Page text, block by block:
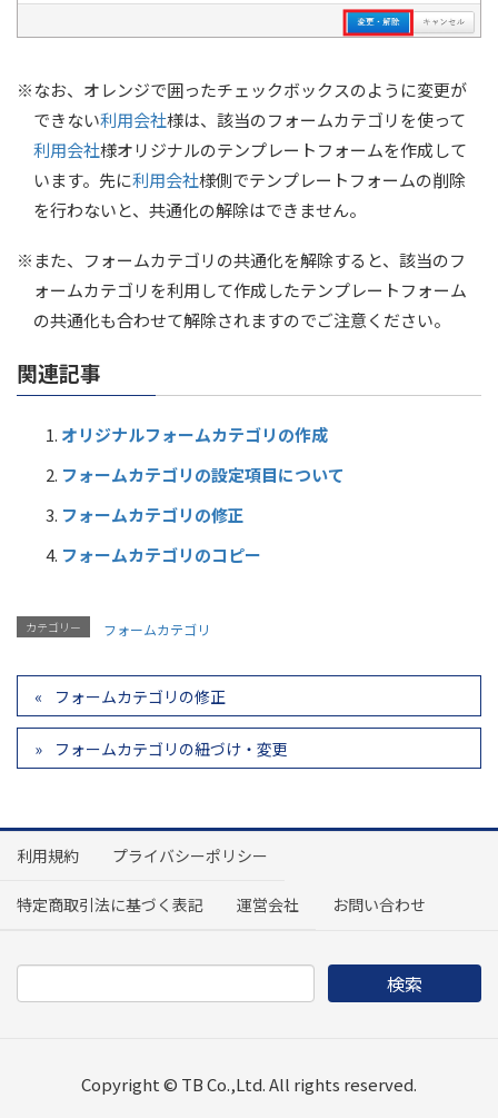
※なお、オレンジで囲ったチェックボックスのように変更が
できない利用会社様は、該当のフォームカテゴリを使って
利用会社様オリジナルのテンプレートフォームを作成して
います。先に利用会社様側でテンプレートフォームの削除
を行わないと、共通化の解除はできません。
※また、フォームカテゴリの共通化を解除すると、該当のフ
ォームカテゴリを利用して作成したテンプレートフォーム
の共通化も合わせて解除されますのでご注意ください。
関連記事
オリジナルフォームカテゴリの作成
フォームカテゴリの設定項目について
フォームカテゴリの修正
フォームカテゴリのコピー
カテゴリー フォームカテゴリ
フォームカテゴリの修正
フォームカテゴリの紐づけ・変更
利用規約 プライバシーポリシー
特定商取引法に基づく表記 運営会社 お問い合わせ
Copyright © TB Co.,Ltd. All rights reserved.